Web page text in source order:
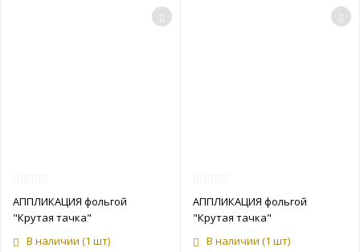
АППЛИКАЦИЯ фольгой
"Крутая тачка"
В наличии (1 шт)
АППЛИКАЦИЯ фольгой
"Крутая тачка"
В наличии (1 шт)